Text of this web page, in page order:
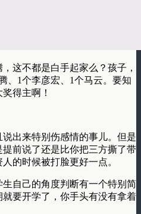
这不都是白手起家么？孩子，
、1个李彦宏、1个马云。要知
得主啊！
出来特别伤感情的事儿。但是
前说了还是比你把三方撕了带
的时候被打脸更好一点。
自己的角度判断有一个特别简
要开学了，你手头有没有拿着